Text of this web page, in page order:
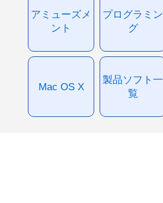
アミューズメ
ント
プログラミン
グ
Mac OS X
製品ソフト一
覧